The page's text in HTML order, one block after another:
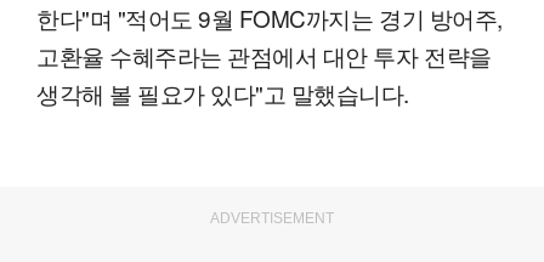
한다"며 "적어도 9월 FOMC까지는 경기 방어주,
고환율 수혜주라는 관점에서 대안 투자 전략을
생각해 볼 필요가 있다"고 말했습니다.
ADVERTISEMENT